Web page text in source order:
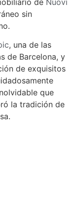
sin
, una de las
de Barcelona, y
de exquisitos
que
la tradición de